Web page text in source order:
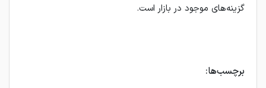
گزینه‌های موجود در بازار است.
برچسب‌ها: